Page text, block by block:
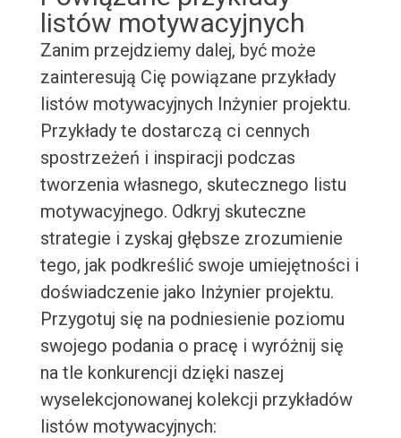
listów motywacyjnych
Zanim przejdziemy dalej, być może
zainteresują Cię powiązane przykłady
listów motywacyjnych Inżynier projektu.
Przykłady te dostarczą ci cennych
spostrzeżeń i inspiracji podczas
tworzenia własnego, skutecznego listu
motywacyjnego. Odkryj skuteczne
strategie i zyskaj głębsze zrozumienie
tego, jak podkreślić swoje umiejętności i
doświadczenie jako Inżynier projektu.
Przygotuj się na podniesienie poziomu
swojego podania o pracę i wyróżnij się
na tle konkurencji dzięki naszej
wyselekcjonowanej kolekcji przykładów
listów motywacyjnych: